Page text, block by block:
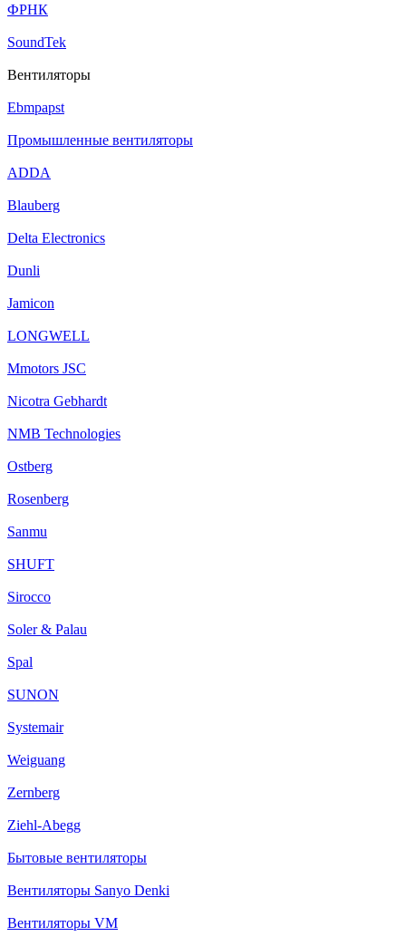
ФРНК
SoundTek
Вентиляторы
Ebmpapst
Промышленные вентиляторы
ADDA
Blauberg
Delta Electronics
Dunli
Jamicon
LONGWELL
Mmotors JSC
Nicotra Gebhardt
NMB Technologies
Ostberg
Rosenberg
Sanmu
SHUFT
Sirocco
Soler & Palau
Spal
SUNON
Systemair
Weiguang
Zernberg
Ziehl-Abegg
Бытовые вентиляторы
Вентиляторы Sanyo Denki
Вентиляторы VM